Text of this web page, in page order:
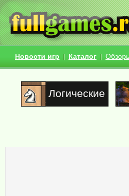
Новости игр Каталог
Логические